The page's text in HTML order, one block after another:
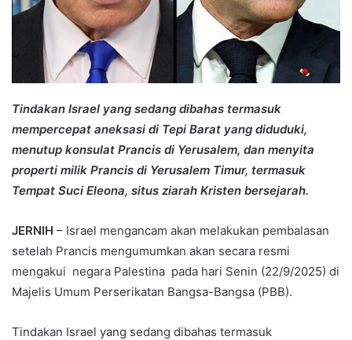
Tindakan Israel yang sedang dibahas termasuk
mempercepat aneksasi di Tepi Barat yang diduduki,
menutup konsulat Prancis di Yerusalem, dan menyita
properti milik Prancis di Yerusalem Timur, termasuk
Tempat Suci Eleona, situs ziarah Kristen bersejarah.
JERNIH – Israel mengancam akan melakukan pembalasan
setelah Prancis mengumumkan akan secara resmi
mengakui negara Palestina pada hari Senin (22/9/2025) di
Majelis Umum Perserikatan Bangsa-Bangsa (PBB).
Tindakan Israel yang sedang dibahas termasuk